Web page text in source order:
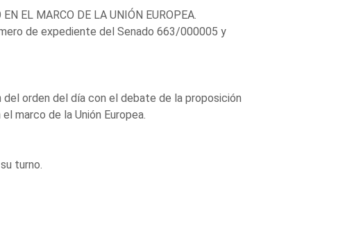
EL MARCO DE LA UNIÓN EUROPEA.
de expediente del Senado 663/000005 y
orden del día con el debate de la proposición
marco de la Unión Europea.
turno.